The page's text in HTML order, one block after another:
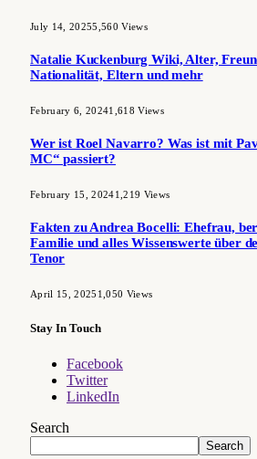
July 14, 20255,560Views
Natalie Kuckenburg Wiki, Alter,
Nationalität, Eltern und mehr
February 6, 20241,618Views
Wer ist Roel Navarro? Was ist mit
MC“ passiert?
February 15, 20241,219 Views
Fakten zu Andrea Bocelli: Ehefrau,
Familie und alles Wissenswerte über
Tenor
April 15, 2025 1,050 Views
Stay In Touch
Facebook
Twitter
LinkedIn
Search
Search